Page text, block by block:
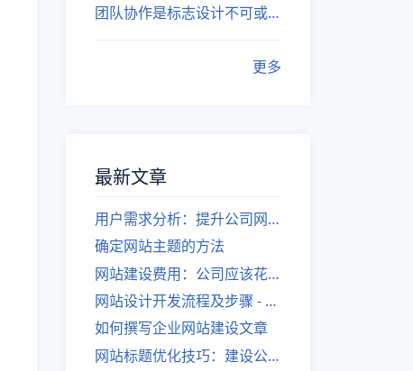
团队协作是标志设计不可或缺的一部分
更多
最新文章
用户需求分析：提升公司网站建设效果
确定网站主题的方法
网站建设费用：公司应该花费多少？
网站设计开发流程及步骤 - 优化后的标题
如何撰写企业网站建设文章
网站标题优化技巧：建设公司的专业指导